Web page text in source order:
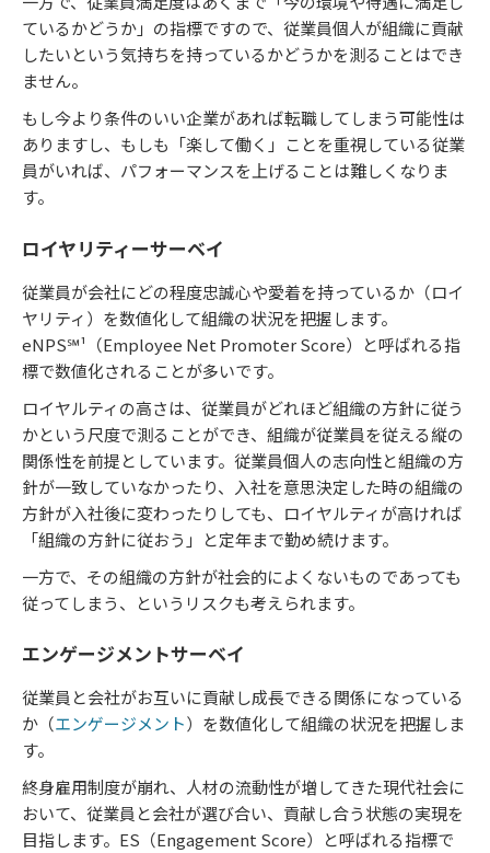
ているかどうか」の指標ですので、従業員個人が組織に貢献
したいという気持ちを持っているかどうかを測ることはでき
ません。
もし今より条件のいい企業があれば転職してしまう可能性は
ありますし、もしも「楽して働く」ことを重視している従業
員がいれば、パフォーマンスを上げることは難しくなりま
す。
ロイヤリティーサーベイ
従業員が会社にどの程度忠誠心や愛着を持っているか（ロイ
ヤリティ）を数値化して組織の状況を把握します。
eNPS℠¹（Employee Net Promoter Score）と呼ばれる指
標で数値化されることが多いです。
ロイヤルティの高さは、従業員がどれほど組織の方針に従う
かという尺度で測ることができ、組織が従業員を従える縦の
関係性を前提としています。従業員個人の志向性と組織の方
針が一致していなかったり、入社を意思決定した時の組織の
方針が入社後に変わったりしても、ロイヤルティが高ければ
「組織の方針に従おう」と定年まで勤め続けます。
一方で、その組織の方針が社会的によくないものであっても
従ってしまう、というリスクも考えられます。
エンゲージメントサーベイ
従業員と会社がお互いに貢献し成長できる関係になっている
か（エンゲージメント）を数値化して組織の状況を把握しま
す。
終身雇用制度が崩れ、人材の流動性が増してきた現代社会に
おいて、従業員と会社が選び合い、貢献し合う状態の実現を
目指します。ES（Engagement Score）と呼ばれる指標で